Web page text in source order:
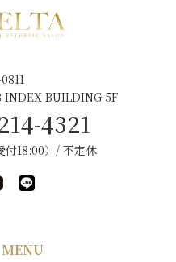
INDEX BUILDING 5F
4321
付18:00）/ 不定休
MENU